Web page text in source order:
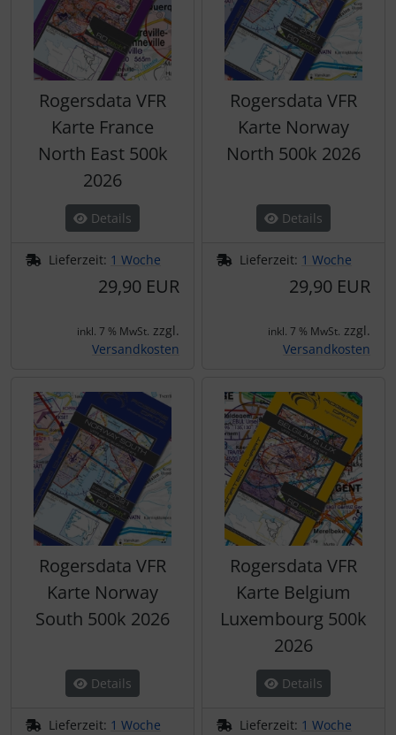
Rogersdata VFR
Karte France
North East 500k
2026
Details
Lieferzeit: 1 Woche
29,90 EUR
inkl. 7 % MwSt. zzgl.
Versandkosten
Rogersdata VFR
Karte Norway
North 500k 2026
Details
Lieferzeit: 1 Woche
29,90 EUR
inkl. 7 % MwSt. zzgl.
Versandkosten
Rogersdata VFR
Karte Norway
South 500k 2026
Details
Lieferzeit: 1 Woche
Rogersdata VFR
Karte Belgium
Luxembourg 500k
2026
Details
Lieferzeit: 1 Woche